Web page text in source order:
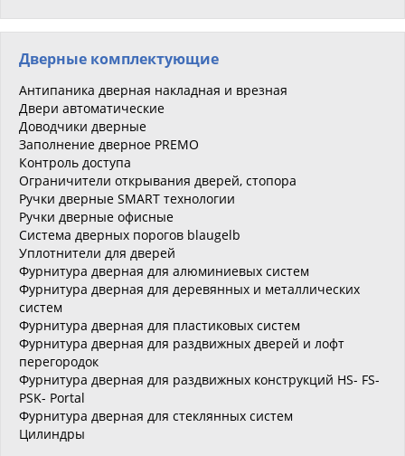
Дверные комплектующие
Антипаника дверная накладная и врезная
Двери автоматические
Доводчики дверные
Заполнение дверное PREMO
Контроль доступа
Ограничители открывания дверей, стопора
Ручки дверные SMART технологии
Ручки дверные офисные
Система дверных порогов blaugelb
Уплотнители для дверей
Фурнитура дверная для алюминиевых систем
Фурнитура дверная для деревянных и металлических
систем
Фурнитура дверная для пластиковых систем
Фурнитура дверная для раздвижных дверей и лофт
перегородок
Фурнитура дверная для раздвижных конструкций HS- FS-
PSK- Portal
Фурнитура дверная для стеклянных систем
Цилиндры